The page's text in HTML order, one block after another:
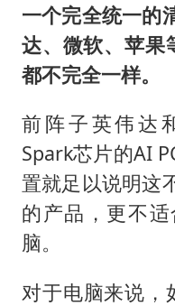
一个完全统一的
达、微软、苹果
都不完全一样。
前阵子英伟达
Spark芯片的AI
置就足以说明这
的产品，更不
脑。
对于电脑来说，